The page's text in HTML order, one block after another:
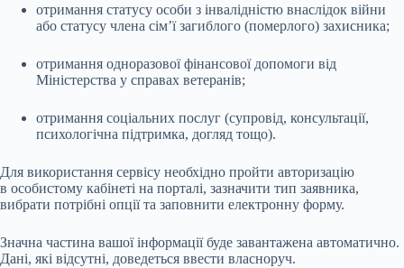
отримання статусу особи з інвалідністю внаслідок війни
або статусу члена сім’ї загиблого (померлого) захисника;
отримання одноразової фінансової допомоги від
Міністерства у справах ветеранів;
отримання соціальних послуг (супровід, консультації,
психологічна підтримка, догляд тощо).
Для використання сервісу необхідно пройти авторизацію
в особистому кабінеті на порталі, зазначити тип заявника,
вибрати потрібні опції та заповнити електронну форму.
Значна частина вашої інформації буде завантажена автоматично.
Дані, які відсутні, доведеться ввести власноруч.